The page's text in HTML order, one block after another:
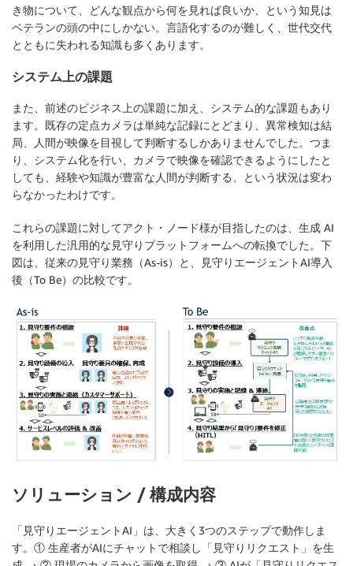
き物について、どんな観点から何を見れば良いか、という知見は
ベテランの頭の中にしかない。言語化するのが難しく、世代交代
とともに失われる知識も多くあります。
システム上の課題
また、前述のビジネス上の課題に加え、システム的な課題もあり
ます。既存の定点カメラは単純な記録にとどまり、異常検知は結
局、人間が映像を目視して判断するしかありませんでした。つま
り、システム化を行い、カメラで映像を確認できるようにしたと
しても、経験や知識が豊富な人間が判断する、という状況は変わ
らなかったわけです。
これらの課題に対してアクト・ノード様が目指したのは、生成 AI
を利用した汎用的な見守りプラットフォームへの転換でした。下
図は、従来の見守り業務（As-is）と、見守りエージェントAI導入
後（To Be）の比較です。
ソリューション / 構成内容
「見守りエージェントAI」は、大きく3つのステップで動作しま
す。① 生産者がAIにチャットで相談し「見守りリクエスト」を生